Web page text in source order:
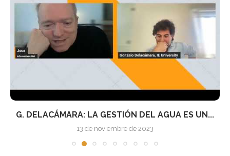
G. DELACÁMARA: LA GESTIÓN DEL AGUA ES UN...
13 de noviembre de 2023